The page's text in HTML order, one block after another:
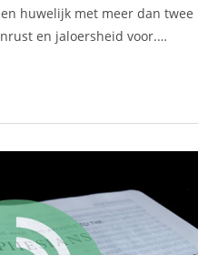
huwelijk met meer dan twee
en jaloersheid voor.…